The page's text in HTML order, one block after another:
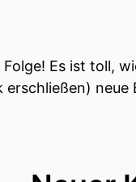
Es ist toll,